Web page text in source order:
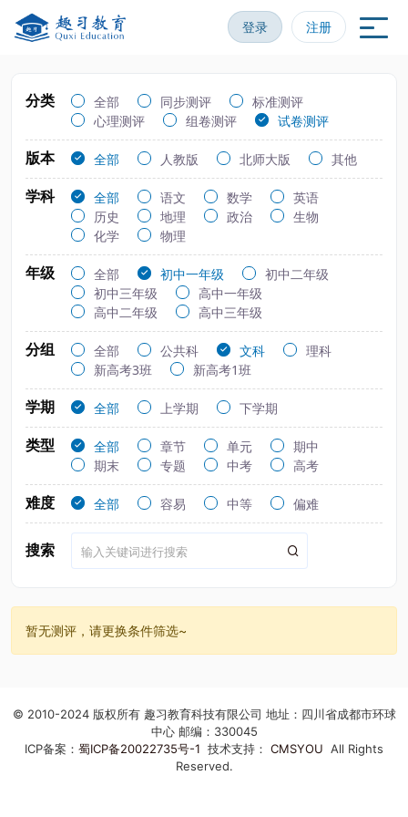
登录 注册
分类 全部 同步测评
标准测评
心理测评
组卷测评 试卷测评
版本 全部 人教版 北师大版 其他
学科 全部 语文 数学
英语
历史
地理 政治
生物
化学
物理
年级 全部 初中一年级
初中二年级
初中三年级
高中一年级
高中二年级
高中三年级
分组 全部 公共科 文科
理科
新高考3班
新高考1班
学期 全部 上学期 下学期
类型 全部 章节 单元
期中
期末
专题 中考 高考
难度 全部 容易 中等 偏难
搜索
暂无测评，请更换条件筛选~
© 2010-2024 版权所有 趣习教育科技有限公司 地址：四川省成都市环球
中心 邮编：330045
ICP备案： 蜀ICP备20022735号-1 技术支持： CMSYOU All Rights
Reserved.